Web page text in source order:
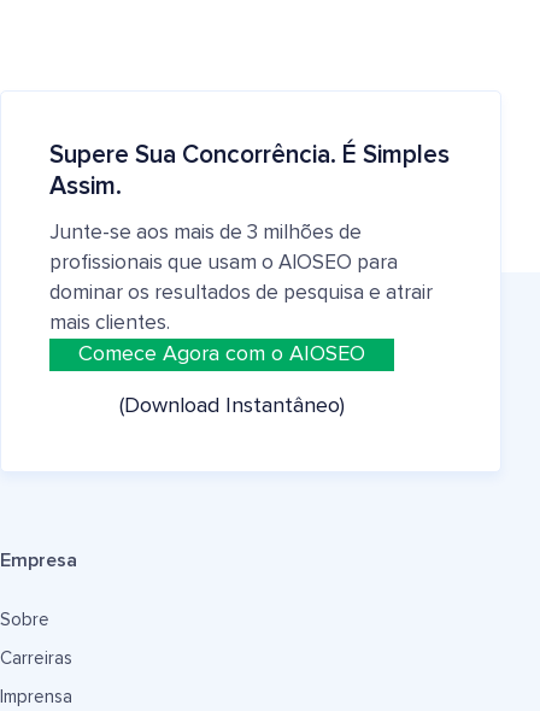
Supere Sua Concorrência. É Simples
Assim.
Junte-se aos mais de 3 milhões de
profissionais que usam o AIOSEO para
dominar os resultados de pesquisa e atrair
mais clientes.
Comece Agora com o AIOSEO
(Download Instantâneo)
Empresa
Sobre
Carreiras
Imprensa